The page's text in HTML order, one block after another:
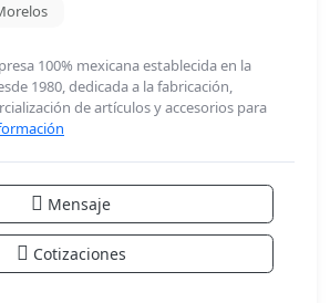
100% mexicana establecida en la
1980, dedicada a la fabricación,
de artículos y accesorios para
Mensaje
Cotizaciones